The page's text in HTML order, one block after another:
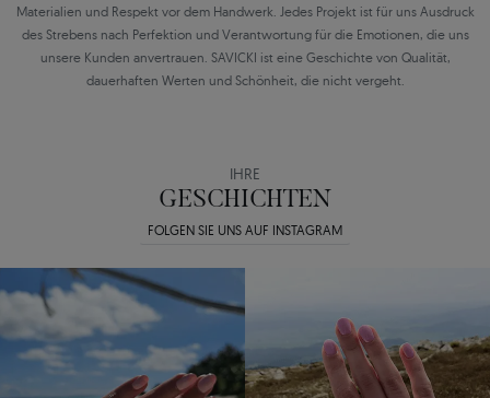
Materialien und Respekt vor dem Handwerk. Jedes Projekt ist für uns Ausdruck
des Strebens nach Perfektion und Verantwortung für die Emotionen, die uns
unsere Kunden anvertrauen. SAVICKI ist eine Geschichte von Qualität,
dauerhaften Werten und Schönheit, die nicht vergeht.
IHRE
GESCHICHTEN
FOLGEN SIE UNS AUF INSTAGRAM